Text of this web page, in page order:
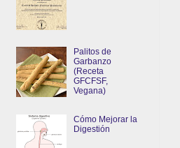
Palitos de
Garbanzo
(Receta
GFCFSF,
Vegana)
Cómo Mejorar la
Digestión